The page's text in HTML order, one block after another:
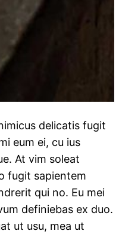
delicatis fugit
eum ei, cu ius
At vim soleat
fugit sapientem
qui no. Eu mei
definiebas ex duo.
ut usu, mea ut